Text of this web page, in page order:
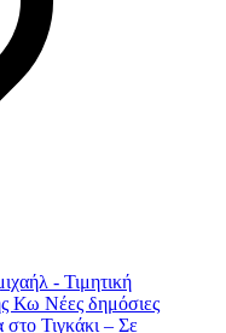
- Τιμητική
Κω Νέες δημόσιες
στο Τιγκάκι – Σε